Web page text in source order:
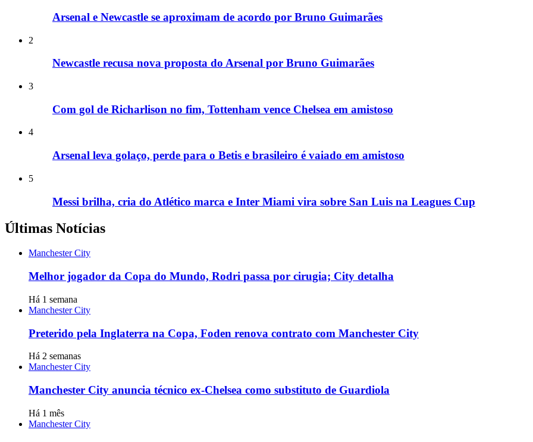
Arsenal e Newcastle se aproximam de acordo por Bruno Guimarães
2
Newcastle recusa nova proposta do Arsenal por Bruno Guimarães
3
Com gol de Richarlison no fim, Tottenham vence Chelsea em amistoso
4
Arsenal leva golaço, perde para o Betis e brasileiro é vaiado em amistoso
5
Messi brilha, cria do Atlético marca e Inter Miami vira sobre San Luis na Leagues Cup
Últimas Notícias
Manchester City
Melhor jogador da Copa do Mundo, Rodri passa por cirugia; City detalha
Há 1 semana
Manchester City
Preterido pela Inglaterra na Copa, Foden renova contrato com Manchester City
Há 2 semanas
Manchester City
Manchester City anuncia técnico ex-Chelsea como substituto de Guardiola
Há 1 mês
Manchester City